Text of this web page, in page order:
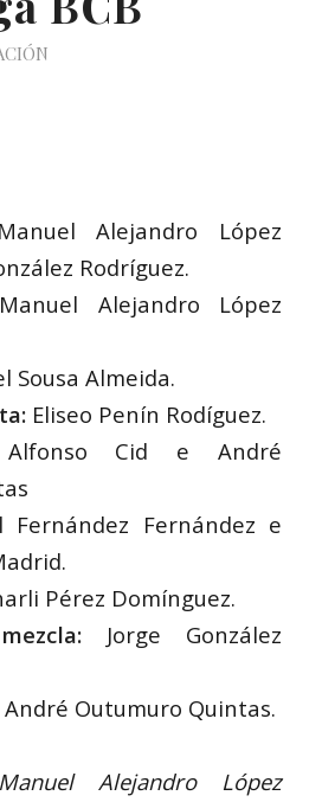
Alejandro López
Rodríguez.
Alejandro López
Sousa Almeida.
Eliseo Penín Rodíguez.
Cid e André
Fernández Fernández e
Pérez Domínguez.
Jorge González
Outumuro Quintas.
Alejandro López